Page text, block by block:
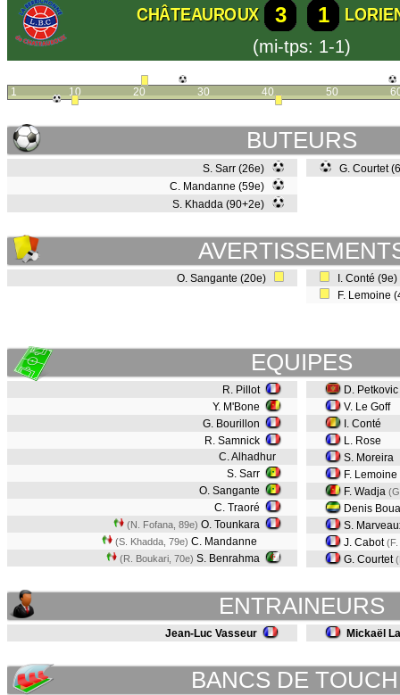
CHÂTEAUROUX 3 1
(mi-tps: 1-1)
1 10 20 30 40 50
BUTEURS
S. Sarr (26e)
C. Mandanne (59e)
S. Khadda (90+2e)
G. Courtet
O. Sangante (20e)
I. Conté
F. Lemoine
EQUIPES
R. Pillot
Y. M'Bone
G. Bourillon
R. Samnick
C. Alhadhur
S. Sarr
O. Sangante
C. Traoré
(N. Fofana, 89e) O. Tounkara
(S. Khadda, 79e) C. Mandanne
(R. Boukari, 70e) S. Benrahma
D. Petkovic
V. Le Goff
I. Conté
L. Rose
S. Moreira
F. Lemoine
F. Wadja
Denis
S.
J. Cabot(F.
G. Courtet
ENTRAINEURS
Jean-Luc Vasseur Mickaël
BANCS DE